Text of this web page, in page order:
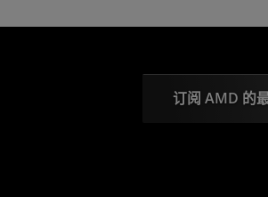
订阅 AMD 的